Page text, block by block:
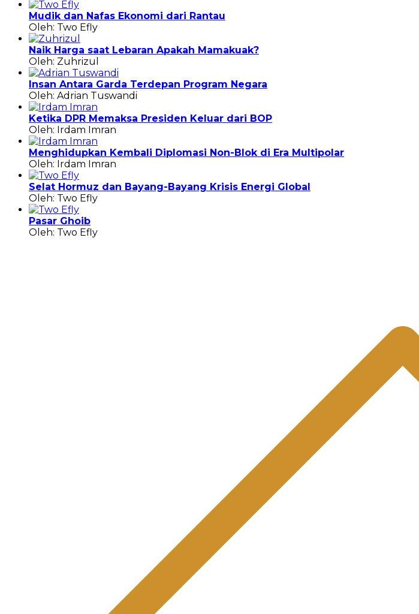
Mudik dan Nafas Ekonomi dari Rantau
Oleh: Two Efly
Naik Harga saat Lebaran Apakah Mamakuak?
Oleh: Zuhrizul
Insan Antara Garda Terdepan Program Negara
Oleh: Adrian Tuswandi
Ketika DPR Memaksa Presiden Keluar dari BOP
Oleh: Irdam Imran
Menghidupkan Kembali Diplomasi Non-Blok di Era Multipolar
Oleh: Irdam Imran
Selat Hormuz dan Bayang-Bayang Krisis Energi Global
Oleh: Two Efly
Pasar Ghoib
Oleh: Two Efly